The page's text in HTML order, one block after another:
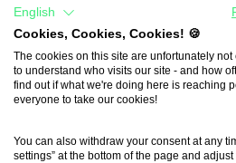
Zum Studiengang
Journalistik
Zum Studiengang
Kulturjournalismus
English
Cookies, Cookies, Cookies! 🍪
The cookies on this site are unfortunately
to understand who visits our site - and how
find out if what we're doing here is reaching
everyone to take our cookies!
You can also withdraw your consent at any
settings” at the bottom of the page and